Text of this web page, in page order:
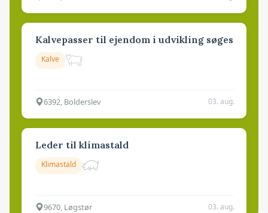
Kalvepasser til ejendom i udvikling søges
Kalve
6392, Bolderslev 03. aug.
Leder til klimastald
Klimastald
9670, Løgstør 03. aug.